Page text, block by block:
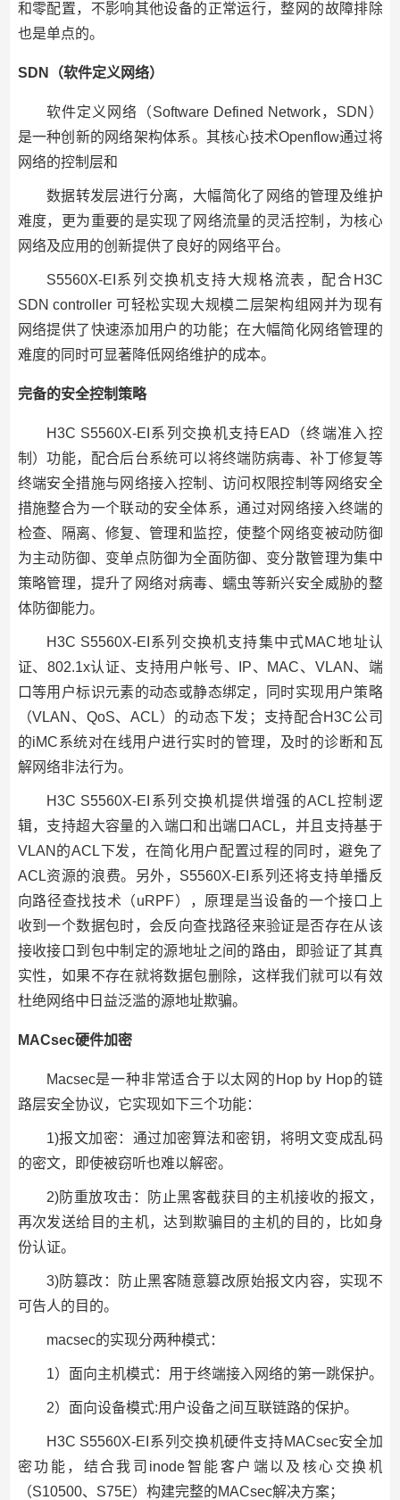
和零配置，不影响其他设备的正常运行，整网的故障排除
也是单点的。
SDN（软件定义网络）
软件定义网络（Software Defined Network，SDN）
是一种创新的网络架构体系。其核心技术Openflow通过将
网络的控制层和
数据转发层进行分离，大幅简化了网络的管理及维护
难度，更为重要的是实现了网络流量的灵活控制，为核心
网络及应用的创新提供了良好的网络平台。
S5560X-EI系列交换机支持大规格流表，配合H3C
SDN controller 可轻松实现大规模二层架构组网并为现有
网络提供了快速添加用户的功能；在大幅简化网络管理的
难度的同时可显著降低网络维护的成本。
完备的安全控制策略
H3C S5560X-EI系列交换机支持EAD（终端准入控
制）功能，配合后台系统可以将终端防病毒、补丁修复等
终端安全措施与网络接入控制、访问权限控制等网络安全
措施整合为一个联动的安全体系，通过对网络接入终端的
检查、隔离、修复、管理和监控，使整个网络变被动防御
为主动防御、变单点防御为全面防御、变分散管理为集中
策略管理，提升了网络对病毒、蠕虫等新兴安全威胁的整
体防御能力。
H3C S5560X-EI系列交换机支持集中式MAC地址认
证、802.1x认证、支持用户帐号、IP、MAC、VLAN、端
口等用户标识元素的动态或静态绑定，同时实现用户策略
（VLAN、QoS、ACL）的动态下发；支持配合H3C公司
的iMC系统对在线用户进行实时的管理，及时的诊断和瓦
解网络非法行为。
H3C S5560X-EI系列交换机提供增强的ACL控制逻
辑，支持超大容量的入端口和出端口ACL，并且支持基于
VLAN的ACL下发，在简化用户配置过程的同时，避免了
ACL资源的浪费。另外，S5560X-EI系列还将支持单播反
向路径查找技术（uRPF），原理是当设备的一个接口上
收到一个数据包时，会反向查找路径来验证是否存在从该
接收接口到包中制定的源地址之间的路由，即验证了其真
实性，如果不存在就将数据包删除，这样我们就可以有效
杜绝网络中日益泛滥的源地址欺骗。
MACsec硬件加密
Macsec是一种非常适合于以太网的Hop by Hop的链
路层安全协议，它实现如下三个功能：
1)报文加密：通过加密算法和密钥，将明文变成乱码
的密文，即使被窃听也难以解密。
2)防重放攻击：防止黑客截获目的主机接收的报文，
再次发送给目的主机，达到欺骗目的主机的目的，比如身
份认证。
3)防篡改：防止黑客随意篡改原始报文内容，实现不
可告人的目的。
macsec的实现分两种模式：
1）面向主机模式：用于终端接入网络的第一跳保护。
2）面向设备模式:用户设备之间互联链路的保护。
H3C S5560X-EI系列交换机硬件支持MACsec安全加
密功能，结合我司inode智能客户端以及核心交换机
（S10500、S75E）构建完整的MACsec解决方案；